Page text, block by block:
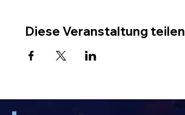
Diese Veranstaltung teilen